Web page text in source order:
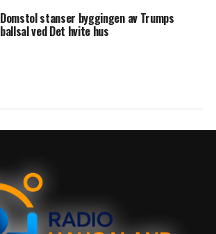
Domstol stanser byggingen av Trumps
ballsal ved Det hvite hus